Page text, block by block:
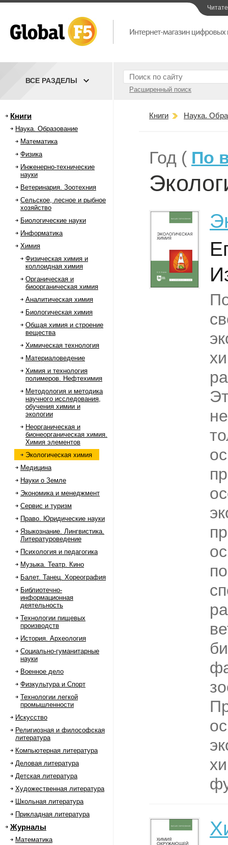
Расширенный поиск
ВСЕ РАЗДЕЛЫ
Книги
Наука. Образование
Математика
Физика
Инженерно-технические
науки
Ветеринария. Зоотехния
Сельское, лесное и рыбное
хозяйство
Биологические науки
Информатика
Химия
Физическая химия и
коллоидная химия
Органическая и
биоорганическая химия
Аналитическая химия
Биологическая химия
Общая химия и строение
вещества
Химическая технология
Материаловедение
Химия и технология
полимеров. Нефтехимия
Методология и методика
научного исследования,
обучения химии и
экологии
Неорганическая и
бионеорганическая химия.
Химия элементов
Экологическая химия
Медицина
Науки о Земле
Экономика и менеджмент
Сервис и туризм
Право. Юридические науки
Языкознание. Лингвистика.
Литературоведение
Психология и педагогика
Музыка. Театр. Кино
Балет. Танец. Хореография
Библиотечно-
информационная
деятельность
Технологии пищевых
производств
История. Археология
Социально-гуманитарные
науки
Военное дело
Физкультура и Спорт
Технологии легкой
промышленности
Искусство
Религиозная и философская
литература
Компьютерная литература
Деловая литература
Детская литература
Художественная литература
Школьная литература
Прикладная литература
Журналы
Математика
Книги Наука.
Год ( По